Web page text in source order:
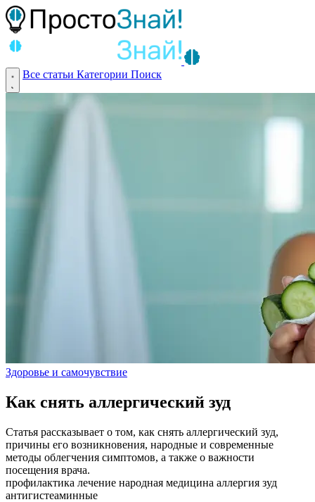
Все статьи Категории Поиск
Здоровье и самочувствие
Как снять аллергический зуд
Статья рассказывает о том, как снять аллергический зуд,
причины его возникновения, народные и современные
методы облегчения симптомов, а также о важности
посещения врача.
профилактика лечение народная медицина аллергия зуд
антигистеаминные